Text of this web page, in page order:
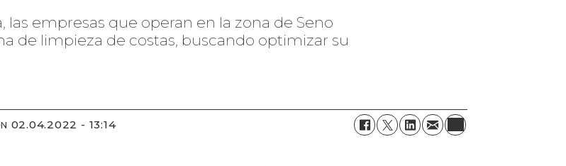
las empresas que operan en la zona de Seno
de limpieza de costas, buscando optimizar su
02.04.2022 - 13:14